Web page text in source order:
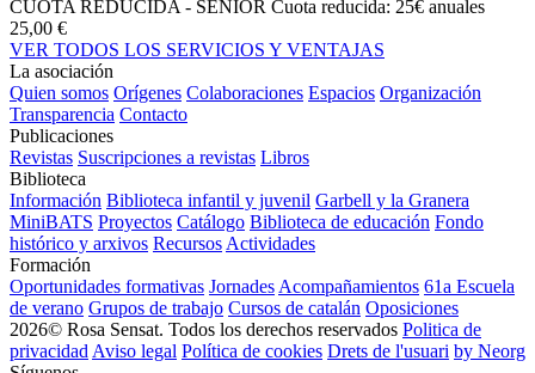
CUOTA REDUCIDA - SENIOR Cuota reducida: 25€ anuales
25,00 €
VER TODOS LOS SERVICIOS Y VENTAJAS
La asociación
Quien somos Orígenes Colaboraciones Espacios Organización
Transparencia Contacto
Publicaciones
Revistas Suscripciones a revistas Libros
Biblioteca
Información Biblioteca infantil y juvenil Garbell y la Granera
MiniBATS Proyectos Catálogo Biblioteca de educación Fondo
histórico y arxivos Recursos Actividades
Formación
Oportunidades formativas Jornades Acompañamientos 61a Escuela
de verano Grupos de trabajo Cursos de catalán Oposiciones
2026© Rosa Sensat. Todos los derechos reservados Politica de
privacidad Aviso legal Política de cookies Drets de l'usuari by Neorg